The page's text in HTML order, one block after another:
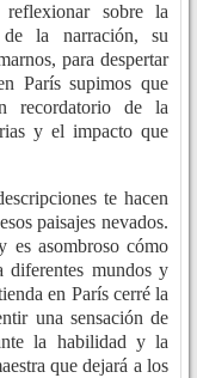
sobre la
la narración, su
para despertar
París supimos que
recordatorio de la
y el impacto que
te hacen
paisajes nevados.
es asombroso cómo
diferentes mundos y
en París cerré la
una sensación de
la habilidad y la
que dejará a los